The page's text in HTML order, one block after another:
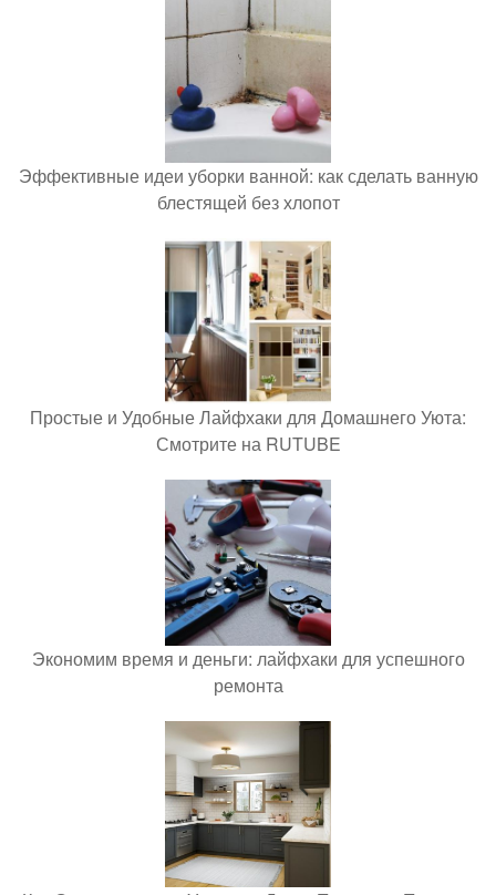
Эффективные идеи уборки ванной: как сделать ванную
блестящей без хлопот
Простые и Удобные Лайфхаки для Домашнего Уюта:
Смотрите на RUTUBE
Экономим время и деньги: лайфхаки для успешного
ремонта